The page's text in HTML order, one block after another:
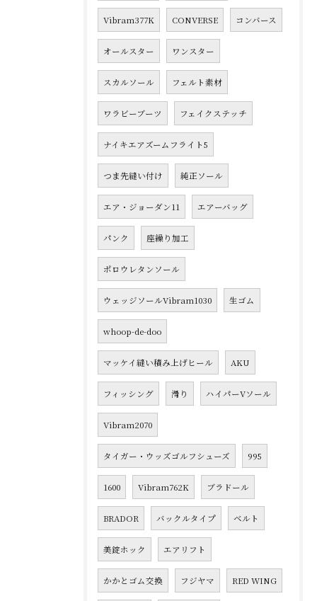
Vibram377K CONVERSE コンバース
オールスター ワンスター
スカルソール フェルト素材
ワラビーブーツ フェイクステッチ
ナイキエアズームフライト5
つま先縫い付け 純正ソール
エア・ジョーダン11 エアーバッグ
パンク 座繰り加工
ポロウレタンソール
ウェッジソールVibram1030 生ゴム
whoop-de-doo
マッケイ縫い積み上げヒール AKU
フィッシング 滑り ハイパーVソール
Vibram2070
タイガー・ウッズゴルフシューズ 995
1600 Vibram762K ブラドール
BRADOR バックルタイプ ベルト
美錠ホック エアリフト
かかとゴム交換 フジヤマ RED WING